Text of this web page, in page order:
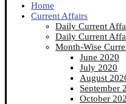
Home
Current Affairs
Daily Current
Daily Current
Month-Wise
June 2020
July 2020
August
September
October